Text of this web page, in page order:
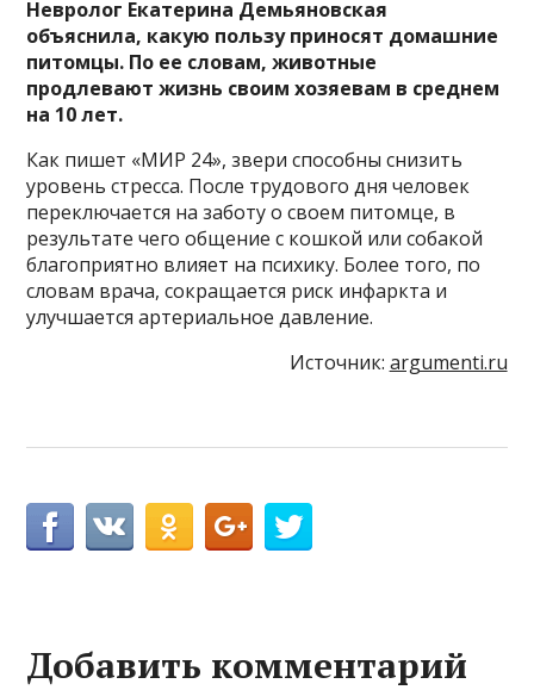
Невролог Екатерина Демьяновская
объяснила, какую пользу приносят домашние
питомцы. По ее словам, животные
продлевают жизнь своим хозяевам в среднем
на 10 лет.
Как пишет «МИР 24», звери способны снизить
уровень стресса. После трудового дня человек
переключается на заботу о своем питомце, в
результате чего общение с кошкой или собакой
благоприятно влияет на психику. Более того, по
словам врача, сокращается риск инфаркта и
улучшается артериальное давление.
Источник: argumenti.ru
Добавить комментарий